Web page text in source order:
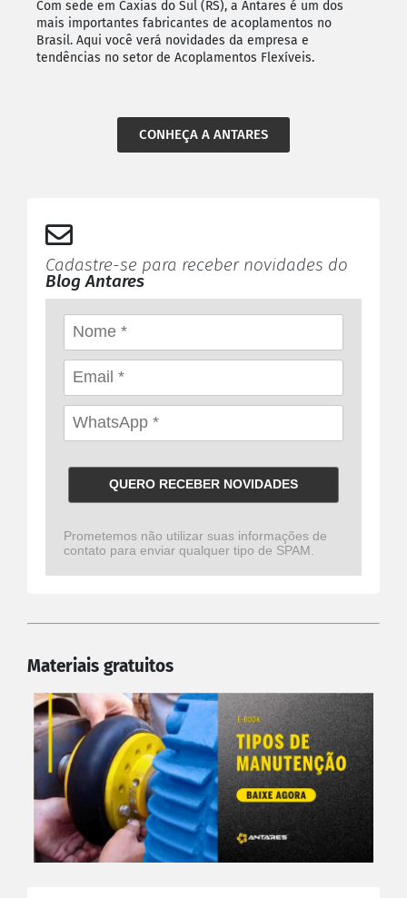
Com sede em Caxias do Sul (RS), a Antares é um dos
mais importantes fabricantes de acoplamentos no
Brasil. Aqui você verá novidades da empresa e
tendências no setor de Acoplamentos Flexíveis.
CONHEÇA A ANTARES
Cadastre-se para receber novidades do
Blog Antares
QUERO RECEBER NOVIDADES
Prometemos não utilizar suas informações de
contato para enviar qualquer tipo de SPAM.
Materiais gratuitos
PRODUTOS ANTARES
Linha Completa
Acoplamentos Flexíveis
Acoplamentos Elásticos
Acoplamentos de Engrenagens
Acoplamento de Lâminas